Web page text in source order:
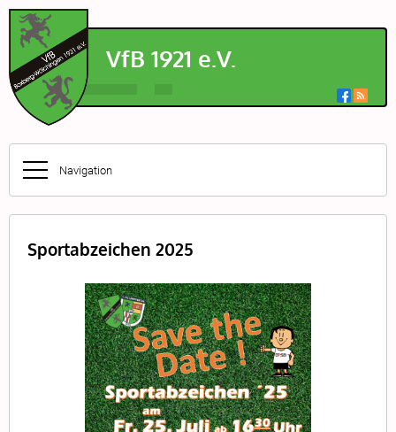
VfB 1921 e.V.
Navigation
Sportabzeichen 2025